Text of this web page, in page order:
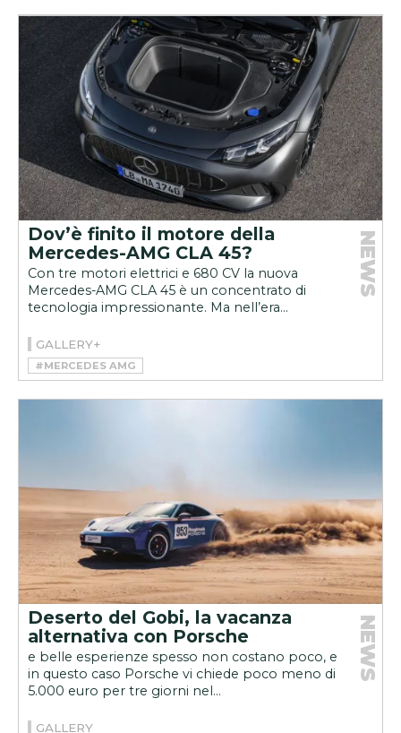
Dov’è finito il motore della
Mercedes-AMG CLA 45?
Con tre motori elettrici e 680 CV la nuova
Mercedes-AMG CLA 45 è un concentrato di
tecnologia impressionante. Ma nell’era...
NEWS
GALLERY+
#MERCEDES AMG
#MERCEDES-AMG CLA 45 4MATIC+
Deserto del Gobi, la vacanza
alternativa con Porsche
e belle esperienze spesso non costano poco, e
in questo caso Porsche vi chiede poco meno di
5.000 euro per tre giorni nel...
NEWS
GALLERY